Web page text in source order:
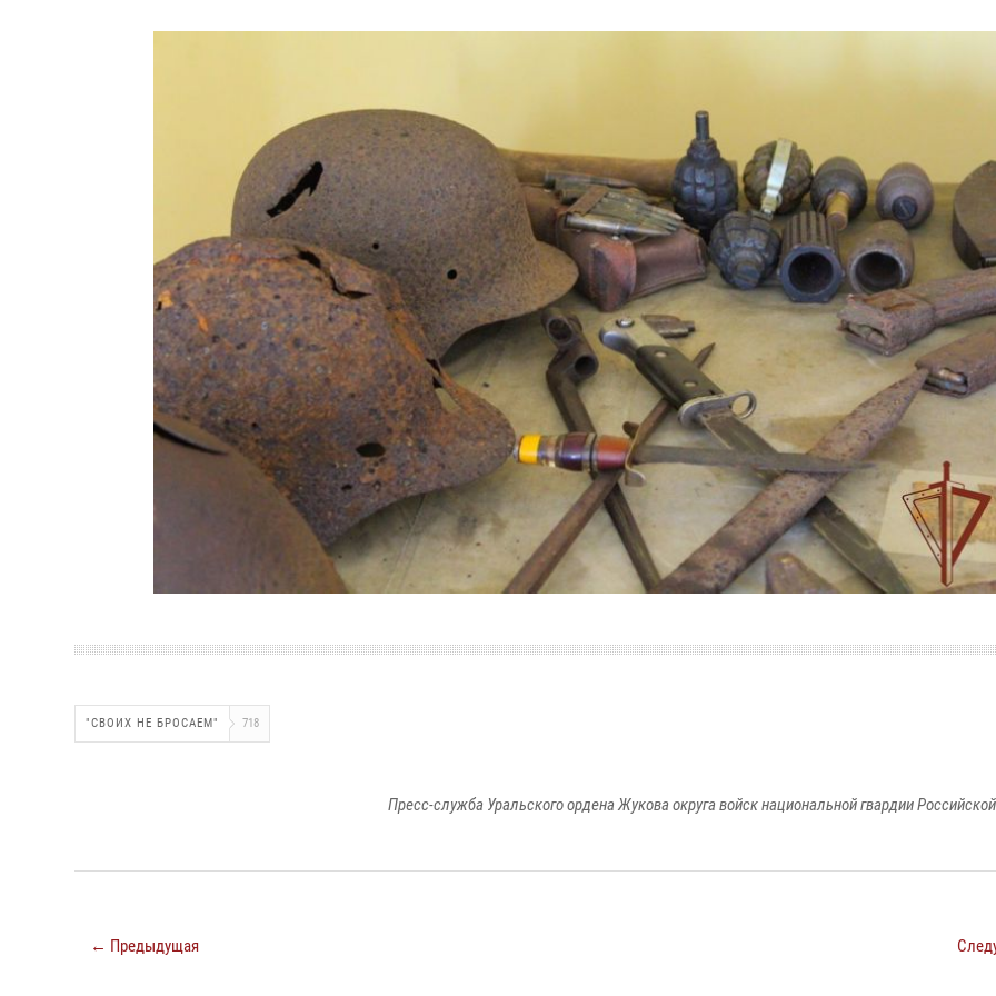
"СВОИХ НЕ БРОСАЕМ" 718
Пресс-служба Уральского ордена Жукова округа войск национальной гвардии
← Предыдущая